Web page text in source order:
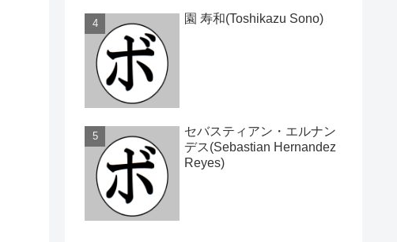
園 寿和(Toshikazu Sono)
セバスティアン・エルナン
デス(Sebastian Hernandez
Reyes)